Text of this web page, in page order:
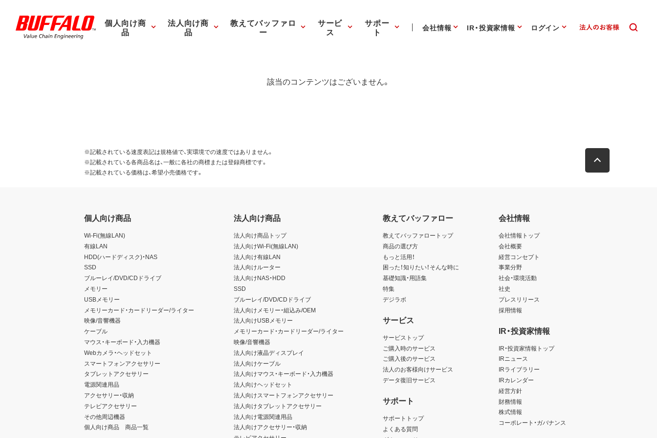
個人向け商
品
法人向け商
品
教えてバッファロ
ー
サービ
ス
サポー
ト 会社情報 IR・投資家情報 ログイン
該当のコンテンツはございません。
※記載されている速度表記は規格値で、実環境での速度ではありません。
※記載されている各商品名は、一般に各社の商標または登録商標です。
※記載されている価格は、希望小売価格です。
個人向け商品
Wi-Fi(無線LAN)
有線LAN
HDD(ハードディスク)・NAS
SSD
ブルーレイ/DVD/CDドライブ
メモリー
USBメモリー
メモリーカード・カードリーダー/ライター
映像/音響機器
ケーブル
マウス・キーボード・入力機器
Webカメラ・ヘッドセット
スマートフォンアクセサリー
タブレットアクセサリー
電源関連用品
アクセサリー・収納
テレビアクセサリー
その他周辺機器
個人向け商品 商品一覧
法人向け商品
法人向け商品トップ
法人向けWi-Fi(無線LAN)
法人向け有線LAN
法人向けルーター
法人向けNAS・HDD
SSD
ブルーレイ/DVD/CDドライブ
法人向けメモリー・組込み/OEM
法人向けUSBメモリー
メモリーカード・カードリーダー/ライター
映像/音響機器
法人向け液晶ディスプレイ
法人向けケーブル
法人向けマウス・キーボード・入力機器
法人向けヘッドセット
法人向けスマートフォンアクセサリー
法人向けタブレットアクセサリー
法人向け電源関連用品
法人向けアクセサリー・収納
教えてバッファロー
教えてバッファロートップ
商品の選び方
もっと活用！
困った！知りたい！そんな時に
基礎知識・用語集
特集
デジラボ
サービス
サービストップ
ご購入時のサービス
ご購入後のサービス
法人のお客様向けサービス
データ復旧サービス
サポート
サポートトップ
よくある質問
会社情報
会社情報トップ
会社概要
経営コンセプト
事業分野
社会・環境活動
社史
プレスリリース
採用情報
IR・投資家情報
IR・投資家情報トップ
IRニュース
IRライブラリー
IRカレンダー
経営方針
財務情報
株式情報
コーポレート・ガバナンス